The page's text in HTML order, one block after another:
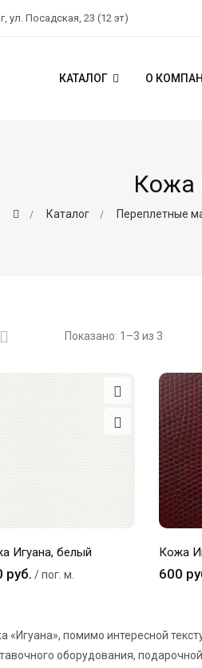
ул. Посадская, 23 (12 эт)
КАТАЛОГ О
Кожа
Каталог Переплетные
Показано: 1–3 из 3
Игуана, белый
руб. / пог. м.
Кожа
600
«Игуана», помимо интересной
оборудования,